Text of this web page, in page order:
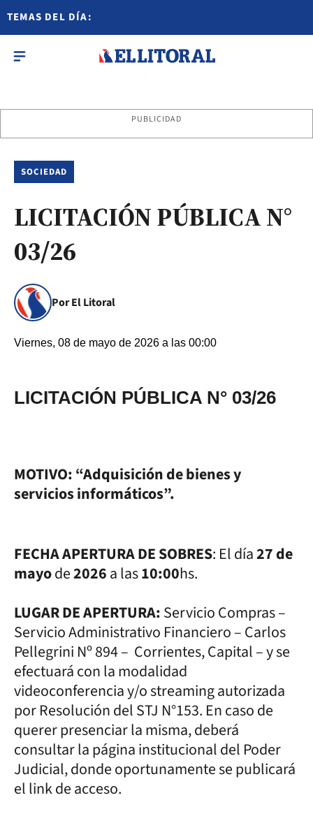
TEMAS DEL DÍA:
PUBLICIDAD
SOCIEDAD
LICITACIÓN PÚBLICA N°
03/26
Por El Litoral
Viernes, 08 de mayo de 2026 a las 00:00
LICITACIÓN PÚBLICA N° 03/26
MOTIVO:“Adquisición de bienes y
servicios informáticos”.
FECHA APERTURA DE SOBRES: El día27 de
mayode2026a las10:00hs.
LUGAR DE APERTURA:Servicio Compras –
Servicio Administrativo Financiero – Carlos
Pellegrini Nº 894 – Corrientes, Capital – y se
efectuará con la modalidad
videoconferencia y/o streaming autorizada
por Resolución del STJ N°153. En caso de
querer presenciar la misma, deberá
consultar la página institucional del Poder
Judicial, donde oportunamente se publicará
el link de acceso.